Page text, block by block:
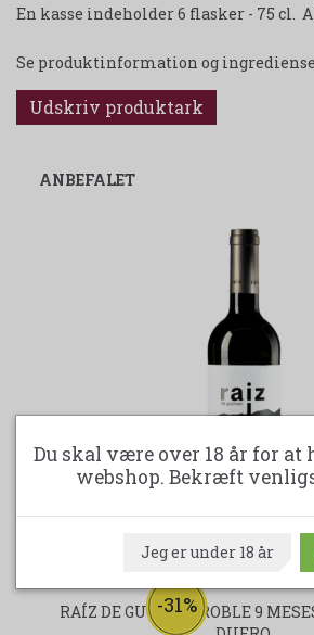
En kasse indeholder 6 flasker - 75 cl.
Se produktinformation og
Udskriv produktark
ANBEFALET
-31%
RAÍZ DE GUZMÁN ROBLE 9
Du skal være over 18 år for at
webshop. Bekræft
Jeg er under 18 år